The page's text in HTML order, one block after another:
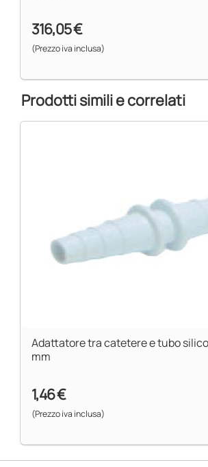
316,05 €
(Prezzo iva inclusa)
Prodotti simili e correlati
Adattatore tra catetere e tubo
mm
1,46 €
(Prezzo iva inclusa)